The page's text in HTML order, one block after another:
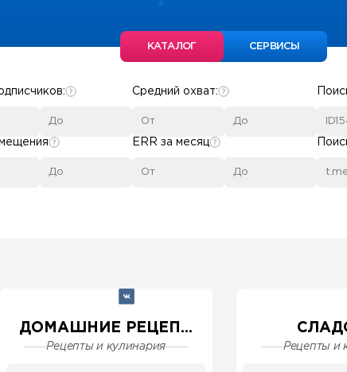
КАТАЛОГ СЕРВИСЫ
Средний охват:
ERR за месяц
ДОМАШНИЕ РЕЦЕП...
Рецепты и кулинария Рецепты и